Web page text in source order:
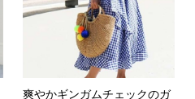
爽やかギンガムチェックのガ